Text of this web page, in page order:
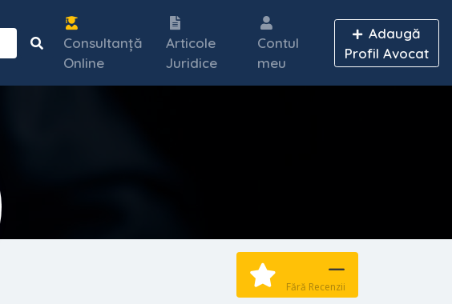
Consultanță
Online
Articole
Juridice
Contul
meu
Adaugă
Profil Avocat
—
Fără Recenzii